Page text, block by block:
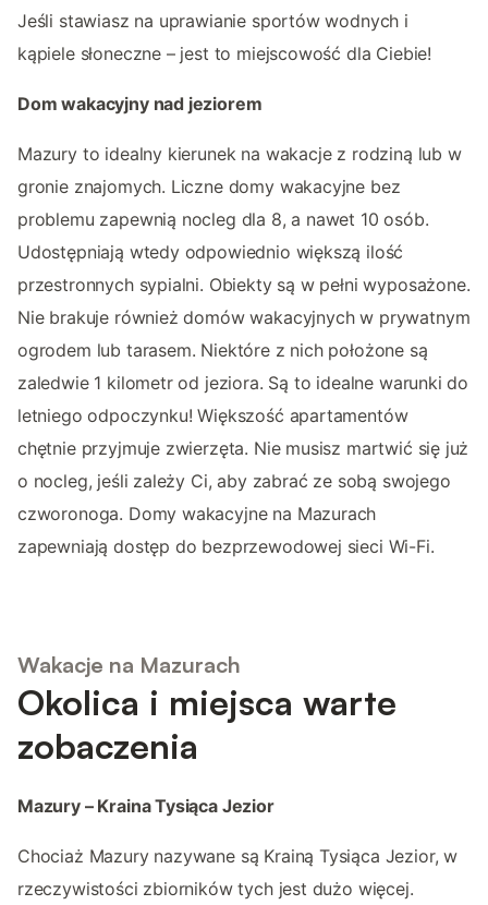
Jeśli stawiasz na uprawianie sportów wodnych i
kąpiele słoneczne – jest to miejscowość dla Ciebie!
Dom wakacyjny nad jeziorem
Mazury to idealny kierunek na wakacje z rodziną lub w
gronie znajomych. Liczne domy wakacyjne bez
problemu zapewnią nocleg dla 8, a nawet 10 osób.
Udostępniają wtedy odpowiednio większą ilość
przestronnych sypialni. Obiekty są w pełni wyposażone.
Nie brakuje również domów wakacyjnych w prywatnym
ogrodem lub tarasem. Niektóre z nich położone są
zaledwie 1 kilometr od jeziora. Są to idealne warunki do
letniego odpoczynku! Większość apartamentów
chętnie przyjmuje zwierzęta. Nie musisz martwić się już
o nocleg, jeśli zależy Ci, aby zabrać ze sobą swojego
czworonoga. Domy wakacyjne na Mazurach
zapewniają dostęp do bezprzewodowej sieci Wi-Fi.
Wakacje na Mazurach
Okolica i miejsca warte
zobaczenia
Mazury – Kraina Tysiąca Jezior
Chociaż Mazury nazywane są Krainą Tysiąca Jezior, w
rzeczywistości zbiorników tych jest dużo więcej.